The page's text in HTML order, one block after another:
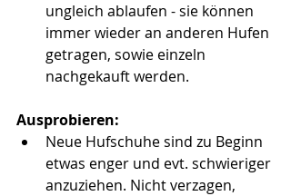
ungleich ablaufen - sie können
immer wieder an anderen Hufen
getragen, sowie einzeln
nachgekauft werden.
Ausprobieren:
Neue Hufschuhe sind zu Beginn
etwas enger und evt. schwieriger
anzuziehen. Nicht verzagen,